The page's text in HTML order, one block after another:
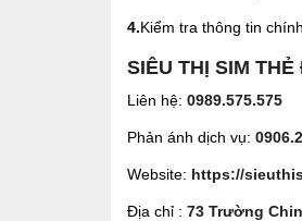
4.Kiểm tra thông tin
SIÊU THỊ SIM
Liên hệ: 0989.575.575
Phản ánh dịch vụ:
Website: https://
Địa chỉ : 73 Trường